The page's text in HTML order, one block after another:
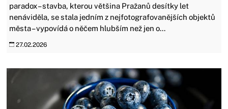
paradox – stavba, kterou většina Pražanů desítky let
nenáviděla, se stala jedním z nejfotografovanějších objektů
města – vypovídá o něčem hlubším než jen o...
27.02.2026